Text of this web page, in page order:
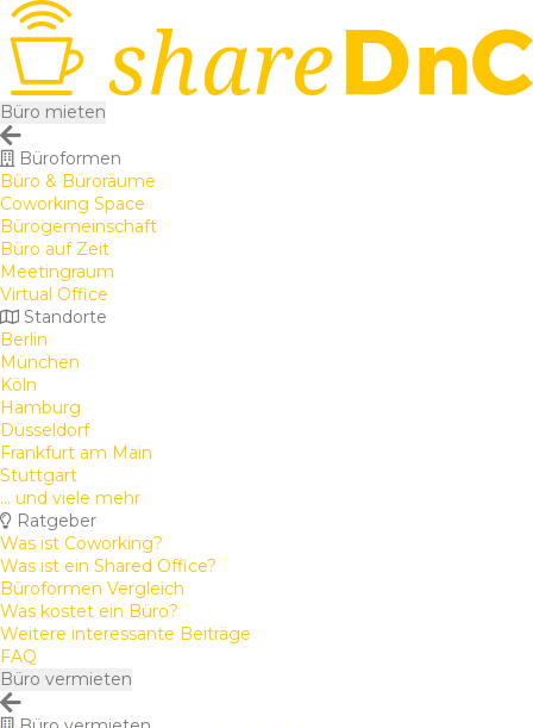
Büro mieten
Büroformen
Büro & Büroräume
Coworking Space
Bürogemeinschaft
Büro auf Zeit
Meetingraum
Virtual Office
Standorte
Berlin
München
Köln
Hamburg
Düsseldorf
Frankfurt am Main
Stuttgart
... und viele mehr
Ratgeber
Was ist Coworking?
Was ist ein Shared Office?
Büroformen Vergleich
Was kostet ein Büro?
Weitere interessante Beiträge
FAQ
Büro vermieten